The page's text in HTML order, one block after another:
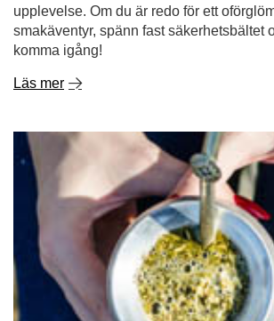
upplevelse. Om du är redo för ett
smakäventyr, spänn fast säkerhetsbältet
komma igång!
Läs mer